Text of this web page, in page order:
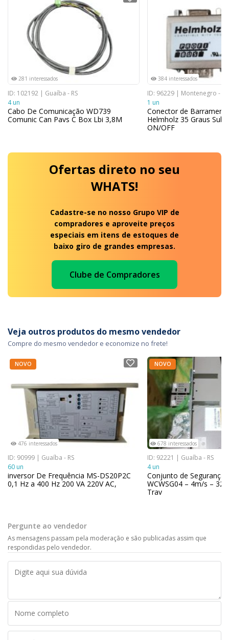
281 interessados
ID: 102192 | Guaíba - RS
4 un
Cabo De Comunicação WD739
Comunic Can Pavs C Box Lbi 3,8M
384 interessados
ID: 96229 | Montenegro - RS
1 un
Conector de
Helmholz 35 Graus
ON/OFF
Ofertas direto no seu
WHATS!
Cadastre-se no nosso Grupo VIP de
compradores e aproveite preços
especiais em itens de estoques de
baixo giro de grandes empresas.
Clube de Compradores
Veja outros produtos do mesmo vendedor
Compre do mesmo vendedor e economize no frete!
NOVO
476 interessados
ID: 90999 | Guaíba - RS
60 un
inversor De Frequência MS-DS20P2C
0,1 Hz a 400 Hz 200 VA 220V AC,
NOVO
678 interessados
ID: 92221 | Guaíba - RS
4 un
Conjunto de Segurança
WCWSG04 – 4m/s –
Trav
Pergunte ao vendedor
As mensagens passam pela moderação e são publicadas assim que
respondidas pelo vendedor.